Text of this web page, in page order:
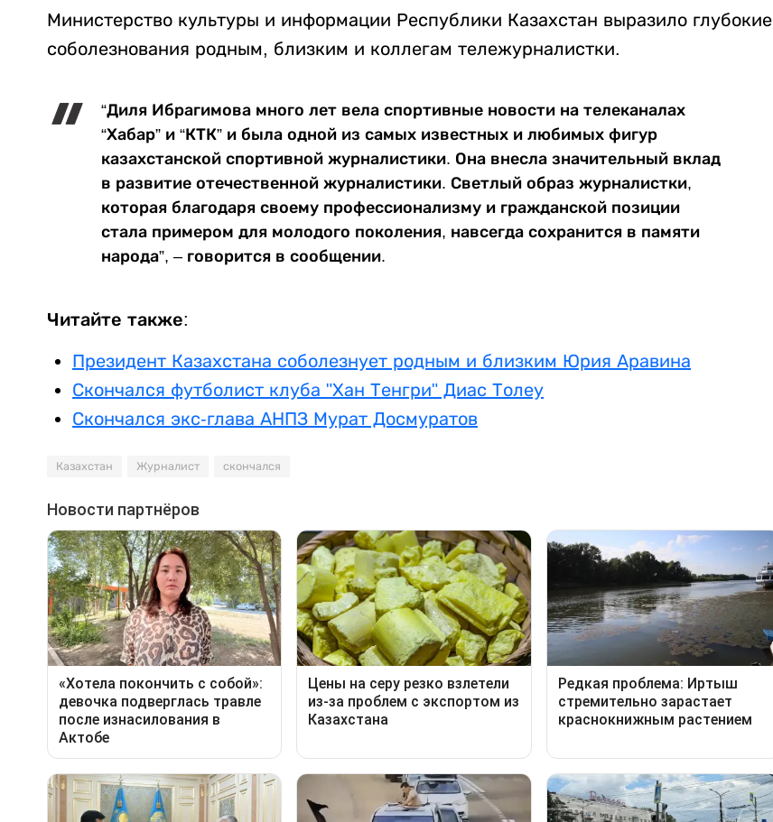
Министерство культуры и информации Республики Казахстан выразило глубокие
соболезнования родным, близким и коллегам тележурналистки.
“Диля Ибрагимова много лет вела спортивные новости на телеканалах
“Хабар” и “КТК” и была одной из самых известных и любимых фигур
казахстанской спортивной журналистики. Она внесла значительный вклад
в развитие отечественной журналистики. Светлый образ журналистки,
которая благодаря своему профессионализму и гражданской позиции
стала примером для молодого поколения, навсегда сохранится в памяти
народа”, – говорится в сообщении.
Читайте также:
Президент Казахстана соболезнует родным и близким Юрия Аравина
Скончался футболист клуба "Хан Тенгри" Диас Толеу
Скончался экс-глава АНПЗ Мурат Досмуратов
Казахстан Журналист скончался